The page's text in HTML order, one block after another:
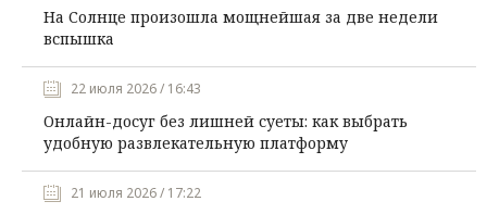
На Солнце произошла мощнейшая за две недели
вспышка
22 июля 2026 / 16:43
Онлайн-досуг без лишней суеты: как выбрать
удобную развлекательную платформу
21 июля 2026 / 17:22